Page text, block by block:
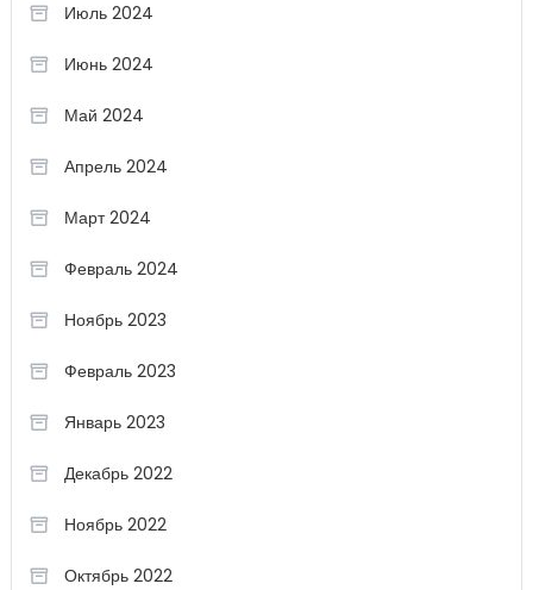
Июль 2024
Июнь 2024
Май 2024
Апрель 2024
Март 2024
Февраль 2024
Ноябрь 2023
Февраль 2023
Январь 2023
Декабрь 2022
Ноябрь 2022
Октябрь 2022